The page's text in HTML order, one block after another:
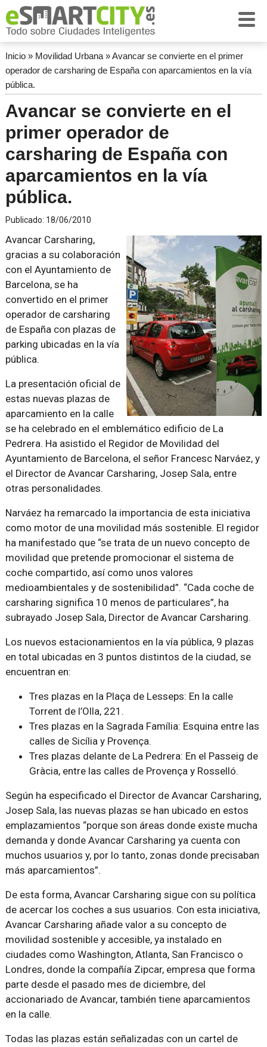
Inicio» Movilidad Urbana»Avancar se convierte en el primer
operador de carsharing de España con aparcamientos en la vía
pública.
Avancar se convierte en el
primer operador de
carsharing de España con
aparcamientos en la vía
pública.
Publicado: 18/06/2010
Avancar Carsharing,
gracias a su colaboración
con el Ayuntamiento de
Barcelona, se ha
convertido en el primer
operador de carsharing
de España con plazas de
parking ubicadas en la vía
pública.
La presentación oficial de
estas nuevas plazas de
aparcamiento en la calle
se ha celebrado en el emblemático edificio de La
Pedrera. Ha asistido el Regidor de Movilidad del
Ayuntamiento de Barcelona, el señor Francesc Narváez, y
el Director de Avancar Carsharing, Josep Sala, entre
otras personalidades.
Narváez ha remarcado la importancia de esta iniciativa
como motor de una movilidad más sostenible. El regidor
ha manifestado que “se trata de un nuevo concepto de
movilidad que pretende promocionar el sistema de
coche compartido, así como unos valores
medioambientales y de sostenibilidad”. “Cada coche de
carsharing significa 10 menos de particulares”, ha
subrayado Josep Sala, Director de Avancar Carsharing.
Los nuevos estacionamientos en la vía pública, 9 plazas
en total ubicadas en 3 puntos distintos de la ciudad, se
encuentran en:
Tres plazas en la Plaça de Lesseps: En la calle
Torrent de l’Olla, 221.
Tres plazas en la Sagrada Família: Esquina entre las
calles de Sicília y Provença.
Tres plazas delante de La Pedrera: En el Passeig de
Gràcia, entre las calles de Provença y Rosselló.
Según ha especificado el Director de Avancar Carsharing,
Josep Sala, las nuevas plazas se han ubicado en estos
emplazamientos “porque son áreas donde existe mucha
demanda y donde Avancar Carsharing ya cuenta con
muchos usuarios y, por lo tanto, zonas donde precisaban
más aparcamientos”.
De esta forma, Avancar Carsharing sigue con su política
de acercar los coches a sus usuarios. Con esta iniciativa,
Avancar Carsharing añade valor a su concepto de
movilidad sostenible y accesible, ya instalado en
ciudades como Washington, Atlanta, San Francisco o
Londres, donde la compañía Zipcar, empresa que forma
parte desde el pasado mes de diciembre, del
accionariado de Avancar, también tiene aparcamientos
en la calle.
Todas las plazas están señalizadas con un cartel de